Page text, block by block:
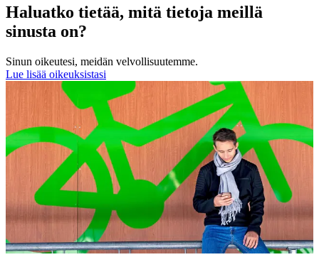
Haluatko tietää, mitä tietoja meillä
sinusta on?
Sinun oikeutesi, meidän velvollisuutemme.
Lue lisää oikeuksistasi